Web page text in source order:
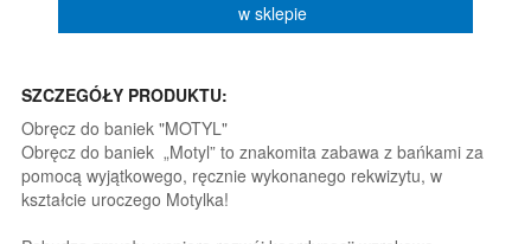
w sklepie
SZCZEGÓŁY PRODUKTU:
Obręcz do baniek "MOTYL"
Obręcz do baniek „Motyl” to znakomita zabawa z bańkami za
pomocą wyjątkowego, ręcznie wykonanego rekwizytu, w
kształcie uroczego Motylka!